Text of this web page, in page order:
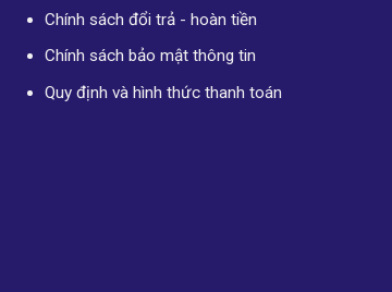
Chính sách đổi trả - hoàn tiền
Chính sách bảo mật thông tin
Quy định và hình thức thanh toán